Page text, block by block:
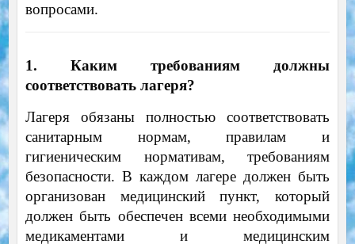
вопросами.
1. Каким требованиям должны
соответствовать лагеря?
Лагеря обязаны полностью соответствовать
санитарным нормам, правилам и
гигиеническим нормативам, требованиям
безопасности. В каждом лагере должен быть
организован медицинский пункт, который
должен быть обеспечен всеми необходимыми
медикаментами и медицинским